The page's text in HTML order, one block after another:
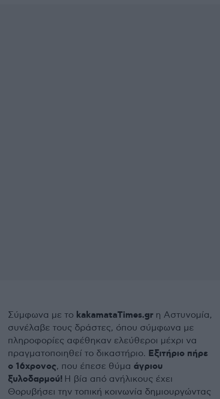
Σύμφωνα με το kakamataTimes.gr η Αστυνομία,
συνέλαβε τους δράστες, όπου σύμφωνα με
πληροφορίες αφέθηκαν ελεύθεροι μέχρι να
πραγματοποιηθεί το δικαστήριο. Εξιτήριο πήρε
ο 16χρονος, που έπεσε θύμα άγριου
ξυλοδαρμού! Η βία από ανήλικους έχει
Θορυβήσει την τοπική κοινωνία δημιουργώντας